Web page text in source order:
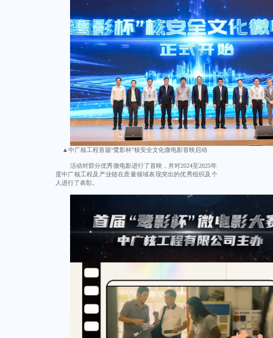
▲中广核工程首届“鹭影杯”核安全文化微电影首映启动
活动对部分优秀微电影进行了首映，并对2024至2025年
度中广核工程及产业链在质量领域表现突出的优秀组织及个
人进行了表彰。